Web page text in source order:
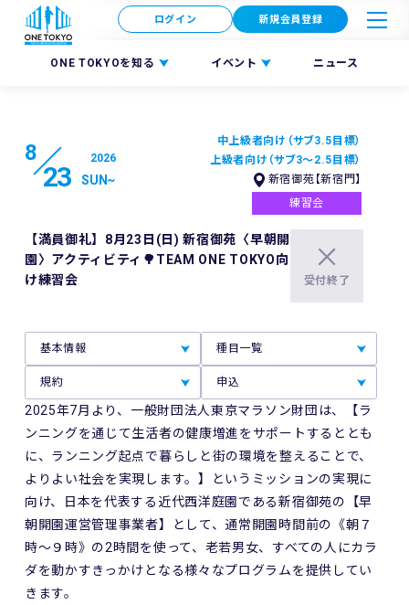
ONE TOKYOを知る イベント ニュース
ログイン 新規会員登録
8
23
2026
SUN~
中上級者向け（サブ3.5目標）
上級者向け（サブ3～2.5目標）
新宿御苑【新宿門】
練習会
【満員御礼】8月23日(日) 新宿御苑〈早朝開
園〉アクティビティ🌳TEAM ONE TOKYO向
け練習会
受付終了
基本情報 種目一覧
規約 申込
2025年7月より、一般財団法人東京マラソン財団は、【ラ
ンニングを通じて生活者の健康増進をサポートするととも
に、ランニング起点で暮らしと街の環境を整えることで、
よりよい社会を実現します。】というミッションの実現に
向け、日本を代表する近代西洋庭園である新宿御苑の【早
朝開園運営管理事業者】として、通常開園時間前の《朝７
時～９時》の2時間を使って、老若男女、すべての人にカラ
ダを動かすきっかけとなる様々なプログラムを提供してい
きます。